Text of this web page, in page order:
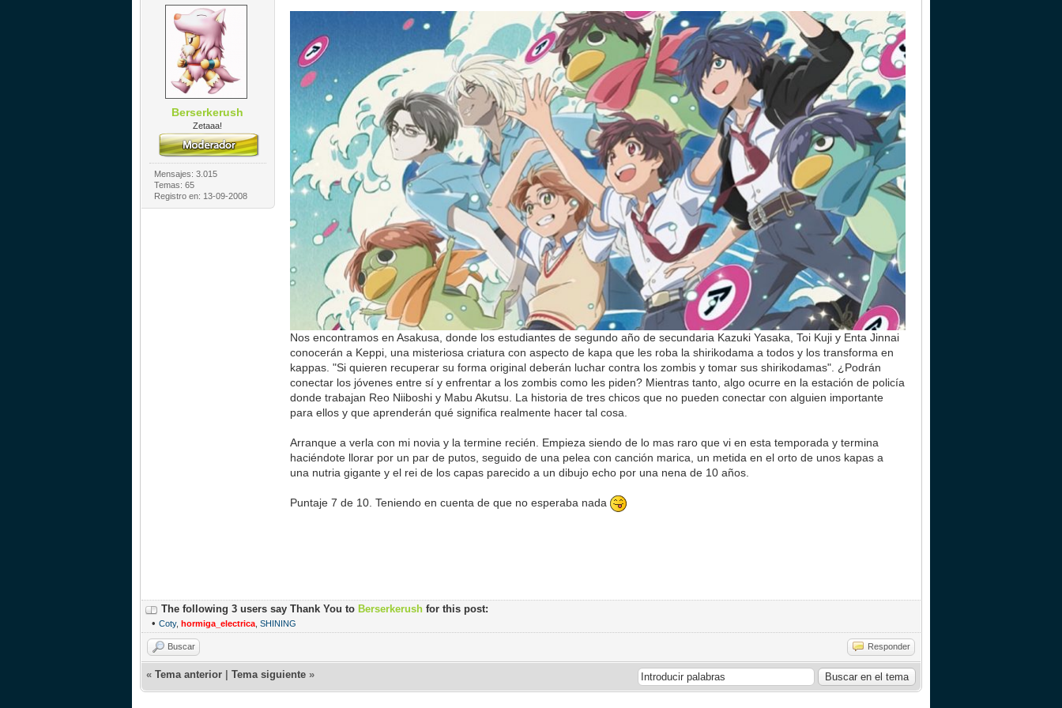
Berserkerush
Zetaaa!
Mensajes: 3.015
Temas: 65
Registro en: 13-09-2008
Nos encontramos en Asakusa, donde los estudiantes de segundo año de secundaria Kazuki Yasaka, Toi Kuji y Enta Jinnai
conocerán a Keppi, una misteriosa criatura con aspecto de kapa que les roba la shirikodama a todos y los transforma en
kappas. "Si quieren recuperar su forma original deberán luchar contra los zombis y tomar sus shirikodamas". ¿Podrán
conectar los jóvenes entre sí y enfrentar a los zombis como les piden? Mientras tanto, algo ocurre en la estación de policía
donde trabajan Reo Niiboshi y Mabu Akutsu. La historia de tres chicos que no pueden conectar con alguien importante
para ellos y que aprenderán qué significa realmente hacer tal cosa.
Arranque a verla con mi novia y la termine recién. Empieza siendo de lo mas raro que vi en esta temporada y termina
haciéndote llorar por un par de putos, seguido de una pelea con canción marica, un metida en el orto de unos kapas a
una nutria gigante y el rei de los capas parecido a un dibujo echo por una nena de 10 años.
Puntaje 7 de 10. Teniendo en cuenta de que no esperaba nada
The following 3 users say Thank You to Berserkerush for this post:
• Coty, hormiga_electrica, SHINING
Buscar Responder
« Tema anterior Tema siguiente »